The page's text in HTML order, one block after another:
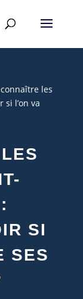
les
l’on va
SI
SES